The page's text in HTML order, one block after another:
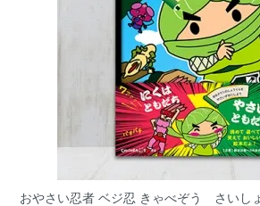
おやさい忍者 ベジ忍 きゃべぞう さいし